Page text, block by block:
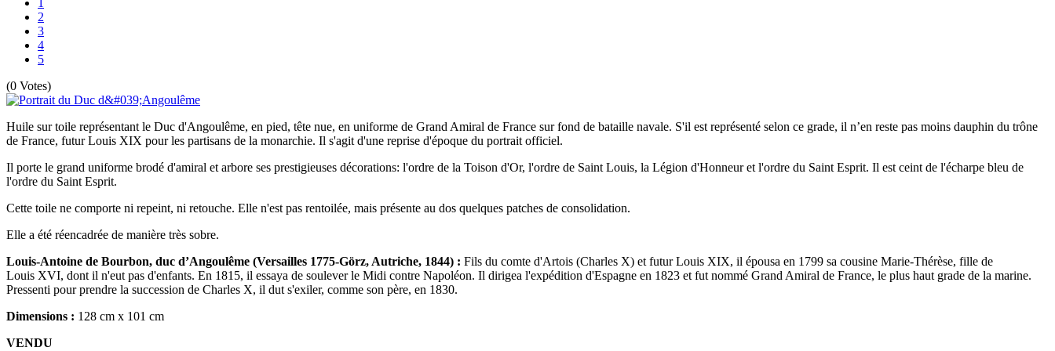
2
3
4
5
(0 Votes)
Huile sur toile représentant le Duc d'Angoulême, en pied, tête nue, en uniforme de Grand Amiral de France sur fond de bataille navale. S'il est représenté selon ce grade, il n’en reste pas moins dauphin du trône
de France, futur Louis XIX pour les partisans de la monarchie. Il s'agit d'une reprise d'époque du portrait officiel.
Il porte le grand uniforme brodé d'amiral et arbore ses prestigieuses décorations: l'ordre de la Toison d'Or, l'ordre de Saint Louis, la Légion d'Honneur et l'ordre du Saint Esprit. Il est ceint de l'écharpe bleu de
l'ordre du Saint Esprit.
Cette toile ne comporte ni repeint, ni retouche. Elle n'est pas rentoilée, mais présente au dos quelques patches de consolidation.
Elle a été réencadrée de manière très sobre.
Louis-Antoine de Bourbon, duc d’Angoulême (Versailles 1775-Görz, Autriche, 1844) : Fils du comte d'Artois (Charles X) et futur Louis XIX, il épousa en 1799 sa cousine Marie-Thérèse, fille de
Louis XVI, dont il n'eut pas d'enfants. En 1815, il essaya de soulever le Midi contre Napoléon. Il dirigea l'expédition d'Espagne en 1823 et fut nommé Grand Amiral de France, le plus haut grade de la marine.
Pressenti pour prendre la succession de Charles X, il dut s'exiler, comme son père, en 1830.
Dimensions : 128 cm x 101 cm
VENDU